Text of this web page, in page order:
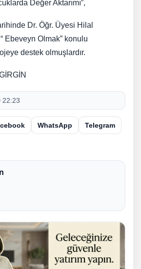
Değer Aktarımı”,
Dr. Öğr. Üyesi Hilal
Ebeveyn Olmak” konulu
destek olmuşlardır.
22:23
WhatsApp Telegram